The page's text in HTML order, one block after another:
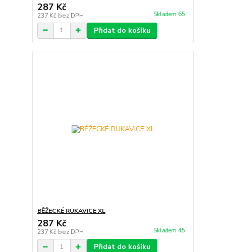
287 Kč
237 Kč bez DPH Skladem 65
Přidat do košíku
BĚŽECKÉ RUKAVICE XL
287 Kč
237 Kč bez DPH Skladem 45
Přidat do košíku